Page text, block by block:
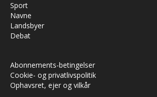
Sport
Navne
Landsbyer
Debat
Abonnements-betingelser
Cookie- og privatlivspolitik
Ophavsret, ejer og vilkår